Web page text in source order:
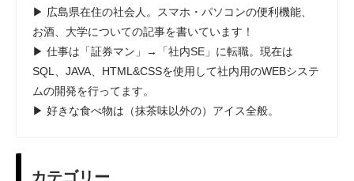
▶ 広島県在住の社会人。スマホ・パソコンの便利機能、
お酒、大学についての記事を書いています！
▶ 仕事は「証券マン」→「社内SE」に転職。現在は
SQL、JAVA、HTML&CSSを使用して社内用のWEBシステ
ムの開発を行ってます。
▶ 好きな食べ物は（抹茶味以外の）アイス全般。
カテゴリー